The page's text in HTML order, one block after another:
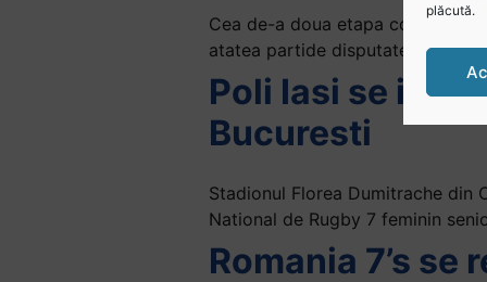
plăcută.
Cea de-a doua etapa contand
atatea partide disputate,
Poli Iasi se
Bucuresti
Stadionul Florea Dumitrache
National de Rugby 7 feminin
Romania 7’s